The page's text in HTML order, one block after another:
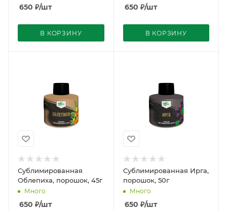
650 ₽/шт
В КОРЗИНУ
650 ₽/шт
В КОРЗИНУ
Сублимированная
Облепиха, порошок, 45г
Много
650 ₽/шт
Сублимированная Ирга,
порошок, 50г
Много
650 ₽/шт